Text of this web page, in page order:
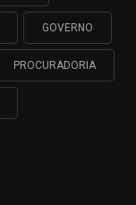
GOVERNO
PROCURADORIA